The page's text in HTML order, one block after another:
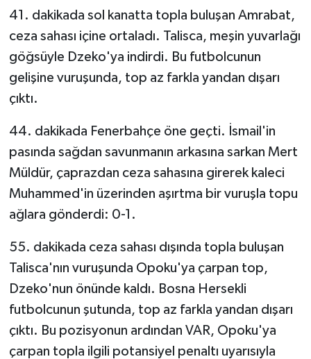
41. dakikada sol kanatta topla buluşan Amrabat,
ceza sahası içine ortaladı. Talisca, meşin yuvarlağı
göğsüyle Dzeko'ya indirdi. Bu futbolcunun
gelişine vuruşunda, top az farkla yandan dışarı
çıktı.
44. dakikada Fenerbahçe öne geçti. İsmail'in
pasında sağdan savunmanın arkasına sarkan Mert
Müldür, çaprazdan ceza sahasına girerek kaleci
Muhammed'in üzerinden aşırtma bir vuruşla topu
ağlara gönderdi: 0-1.
55. dakikada ceza sahası dışında topla buluşan
Talisca'nın vuruşunda Opoku'ya çarpan top,
Dzeko'nun önünde kaldı. Bosna Hersekli
futbolcunun şutunda, top az farkla yandan dışarı
çıktı. Bu pozisyonun ardından VAR, Opoku'ya
çarpan topla ilgili potansiyel penaltı uyarısıyla